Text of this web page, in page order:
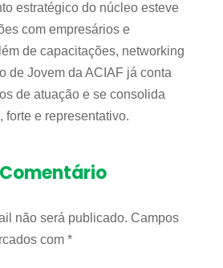
estratégico do núcleo esteve
com empresários e
de capacitações, networking
de Jovem da ACIAF já conta
de atuação e se consolida
forte e representativo.
não será publicado. Campos
com *